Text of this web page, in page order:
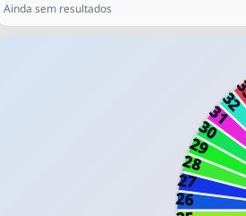
Ainda sem resultados